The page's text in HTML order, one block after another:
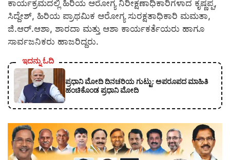
ಕಾರ್ಯಕ್ರಮದಲ್ಲಿ ಹಿರಿಯ ಆರೋಗ್ಯ ನಿರೀಕ್ಷಣಾಧಿಕಾರಿಗಳಾದ ಕೃಷ್ಣಪ್ಪ,
ಸಿದ್ದೇಶ್, ಹಿರಿಯ ಪ್ರಾಥಮಿಕ ಆರೋಗ್ಯ ಸುರಕ್ಷತಾಧಿಕಾರಿ ಮಮತಾ,
ಜಿ.ಆರ್.ಆಶಾ, ಶಾರದಾ ಮತ್ತು ಆಶಾ ಕಾರ್ಯಕರ್ತೆಯರು ಹಾಗೂ
ಸಾರ್ವಜನಿಕರು ಹಾಜರಿದ್ದರು.
ಇದನ್ನು ಓದಿ
ಪ್ರಧಾನಿ ಮೋದಿ ದಿನಚರಿಯ ಗುಟ್ಟು: ಅಪರೂಪದ ಮಾಹಿತಿ
ಹಂಚಿಕೊಂಡ ಪ್ರಧಾನಿ ಮೋದಿ